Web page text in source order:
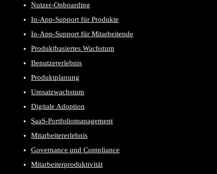
Nutzer-Onboarding
In-App-Support für Produkte
In-App-Support für Mitarbeitende
Produktbasiertes Wachstum
Benutzererlebnis
Produktplanung
Umsatzwachstum
Digitale Adoption
SaaS-Portfoliomanagement
Mitarbeitererlebnis
Governance und Compliance
Mitarbeiterproduktivität